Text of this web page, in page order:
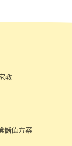
教
儲值方案